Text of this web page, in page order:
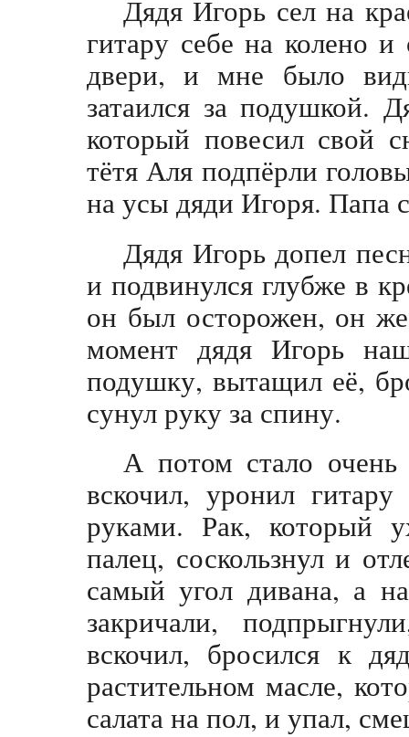
Дядя Игорь сел на
гитару себе на колено
двери, и мне было
затаился за подушкой.
который повесил свой
тётя Аля подпёрли
на усы дяди Игоря. Папа
Дядя Игорь допел
и подвинулся глубже в
он был осторожен, он
момент дядя Игорь
подушку, вытащил её,
сунул руку за спину.
А потом стало
вскочил, уронил
руками. Рак, который
палец, соскользнул и
самый угол дивана, а
закричали,
вскочил, бросился к
растительном масле,
салата на пол, и упал,